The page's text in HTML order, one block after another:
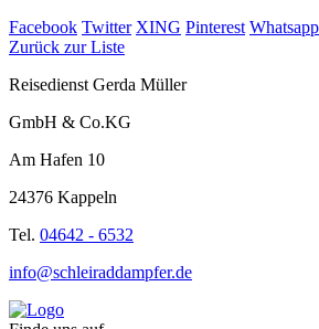
Facebook Twitter XING Pinterest Whatsapp
Zurück zur Liste
Reisedienst Gerda Müller
GmbH & Co.KG
Am Hafen 10
24376 Kappeln
Tel. 04642 - 6532
info@schleiraddampfer.de